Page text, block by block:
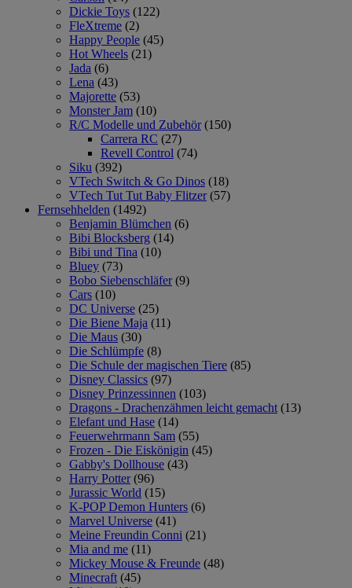
Dickie Toys (122)
FleXtreme (2)
Happy People (45)
Hot Wheels (21)
Jada (6)
Lena (43)
Majorette (53)
Monster Jam (10)
R/C Modelle und Zubehör (150)
Carrera RC (27)
Revell Control (74)
Siku (392)
VTech Switch & Go Dinos (18)
VTech Tut Tut Baby Flitzer (57)
Fernsehhelden (1492)
Benjamin Blümchen (6)
Bibi Blocksberg (14)
Bibi und Tina (10)
Bluey (73)
Bobo Siebenschläfer (9)
Cars (10)
DC Universe (25)
Die Biene Maja (11)
Die Maus (30)
Die Schlümpfe (8)
Die Schule der magischen Tiere (85)
Disney Classics (97)
Disney Prinzessinnen (103)
Dragons - Drachenzähmen leicht gemacht (13)
Elefant und Hase (14)
Feuerwehrmann Sam (55)
Frozen - Die Eiskönigin (45)
Gabby's Dollhouse (43)
Harry Potter (96)
Jurassic World (15)
K-POP Demon Hunters (6)
Marvel Universe (41)
Meine Freundin Conni (21)
Mia and me (11)
Mickey Mouse & Freunde (48)
Minecraft (45)